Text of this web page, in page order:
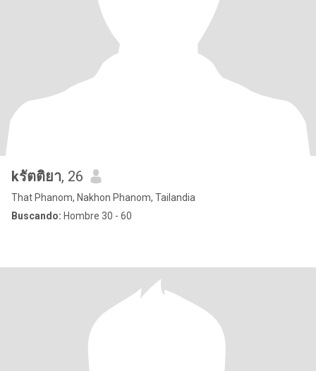
kรัตติยา, 26
That Phanom, Nakhon Phanom, Tailandia
Buscando: Hombre 30 - 60